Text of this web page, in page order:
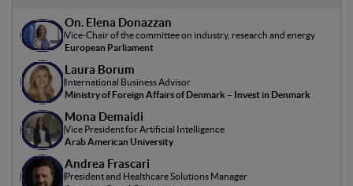
difficoltà derivanti dall'adozione delle nuove tecnologie, in
particolare dell'intelligenza artificiale. Si discuterà di come
le politiche europee possano supportare le PMI e le
startup nell'integrazione delle tecnologie emergenti nei
loro processi aziendali. I relatori condivideranno
esperienze e visioni sull'impatto dell'innovazione
tecnologica sul business, con focus sulle soluzioni pratiche
per la competitività, la sostenibilità e la crescita in un
contesto globale sempre più digitalizzato. Il panel offrirà
anche un'opportunità di confronto sulle politiche
On. Elena Donazzan
Vice-Chair of the committee on industry, research and energy
European Parliament
Laura Borum
International Business Advisor
Ministry of Foreign Affairs of Denmark – Invest in Denmark
Mona Demaidi
Vice President for Artificial Intelligence
Arab American University
Andrea Frascari
President and Healthcare Solutions Manager